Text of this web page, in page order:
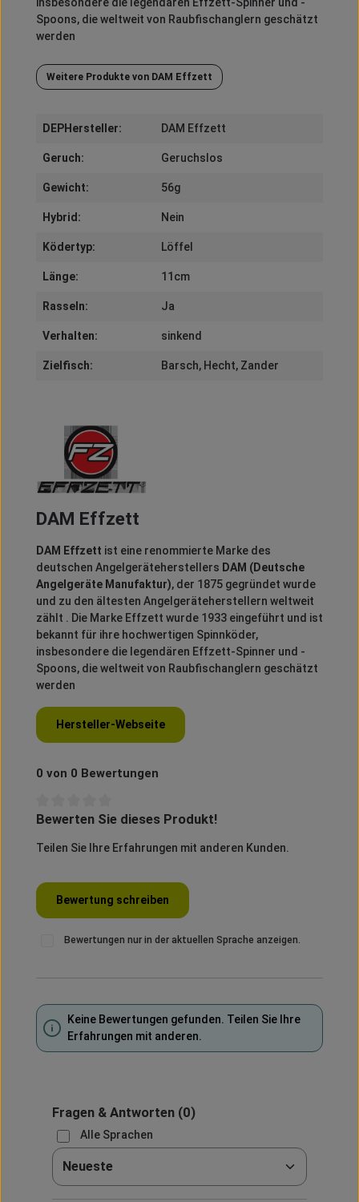
Spoons, die weltweit von Raubfischanglern geschätzt
werden
Weitere Produkte von DAM Effzett
DEPHersteller: DAM Effzett
Geruch: Geruchslos
Gewicht: 56g
Hybrid: Nein
Ködertyp: Löffel
Länge: 11cm
Rasseln: Ja
Verhalten: sinkend
Zielfisch: Barsch, Hecht, Zander
DAM Effzett
DAM Effzett ist eine renommierte Marke des
deutschen Angelgeräteherstellers DAM (Deutsche
Angelgeräte Manufaktur), der 1875 gegründet wurde
und zu den ältesten Angelgeräteherstellern weltweit
zählt . Die Marke Effzett wurde 1933 eingeführt und ist
bekannt für ihre hochwertigen Spinnköder,
insbesondere die legendären Effzett-Spinner und -
Spoons, die weltweit von Raubfischanglern geschätzt
werden
Hersteller-Webseite
0 von 0 Bewertungen
Durchschnittliche Bewertung von 0 von 5 Sternen
Bewerten Sie dieses Produkt!
Teilen Sie Ihre Erfahrungen mit anderen Kunden.
Bewertung schreiben
Bewertungen nur in der aktuellen Sprache anzeigen.
Keine Bewertungen gefunden. Teilen Sie Ihre
Erfahrungen mit anderen.
Fragen & Antworten(0)
Alle Sprachen
Sortieren nach